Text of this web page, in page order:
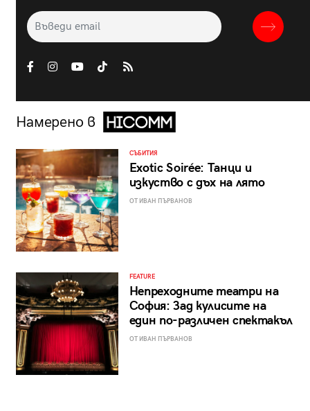
Намерено в
СЪБИТИЯ
Exotic Soirée: Танци и
изкуство с дъх на лято
ОТ ИВАН ПЪРВАНОВ
FEATURE
Непреходните театри на
София: Зад кулисите на
един по-различен спектакъл
ОТ ИВАН ПЪРВАНОВ